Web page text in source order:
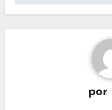
por